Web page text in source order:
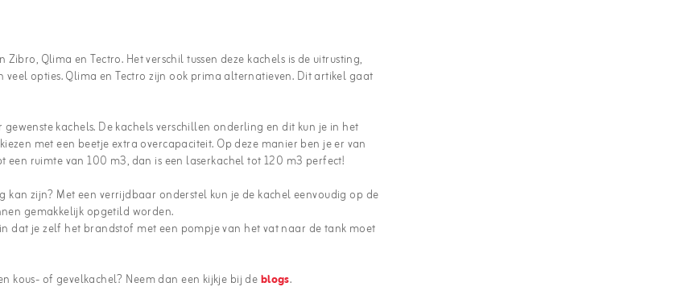
Qlima en Tectro. Het verschil tussen deze kachels is de uitrusting,
opties. Qlima en Tectro zijn ook prima alternatieven. Dit artikel gaat
gewenste kachels. De kachels verschillen onderling en dit kun je in het
met een beetje extra overcapaciteit. Op deze manier ben je er van
ruimte van 100 m3, dan is een laserkachel tot 120 m3 perfect!
kan zijn? Met een verrijdbaar onderstel kun je de kachel eenvoudig op de
gemakkelijk opgetild worden.
je zelf het brandstof met een pompje van het vat naar de tank moet
kous- of gevelkachel? Neem dan een kijkje bij deblogs.